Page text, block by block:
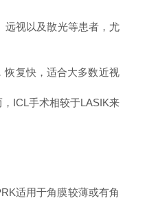
视以及散光等患者，尤
复快，适合大多数近视
ICL手术相较于LASIK来
适用于角膜较薄或有角